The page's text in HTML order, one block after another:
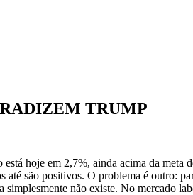
TRUMP
hoje em 2,7%, ainda acima da meta
até são positivos. O problema é outro:
não existe. No mercado